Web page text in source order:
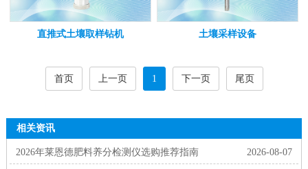
直推式土壤取样钻机 土壤采样设备
首页 上一页 1 下一页 尾页
相关资讯
2026-08-07
2026年莱恩德肥料养分检测仪选购推荐指南